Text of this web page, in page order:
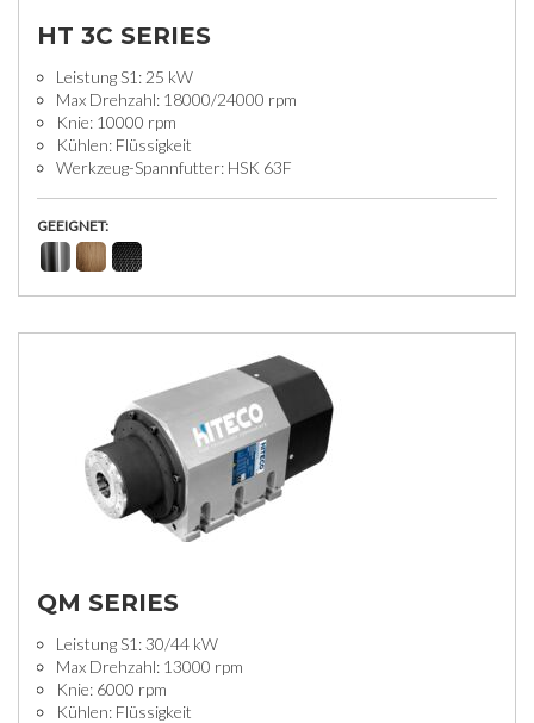
HT 3C SERIES
Leistung S1: 25 kW
Max Drehzahl: 18000/24000 rpm
Knie: 10000 rpm
Kühlen: Flüssigkeit
Werkzeug-Spannfutter: HSK 63F
GEEIGNET:
QM SERIES
Leistung S1: 30/44 kW
Max Drehzahl: 13000 rpm
Knie: 6000 rpm
Kühlen: Flüssigkeit